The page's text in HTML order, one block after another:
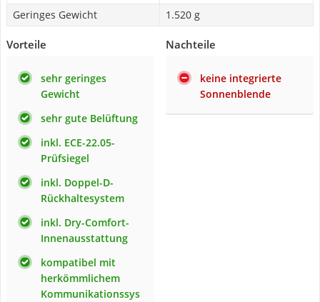
Geringes Gewicht
1.520 g
Vorteile
sehr geringes
Gewicht
sehr gute Belüftung
inkl. ECE-22.05-
Prüfsiegel
inkl. Doppel-D-
Rückhaltesystem
inkl. Dry-Comfort-
Innenausstattung
kompatibel mit
herkömmlichem
Kommunikationssys
Nachteile
keine integrierte
Sonnenblende